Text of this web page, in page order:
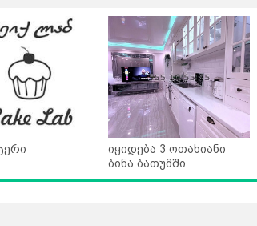
იყიდება 3 ოთახიანი
ბინა ბათუმში